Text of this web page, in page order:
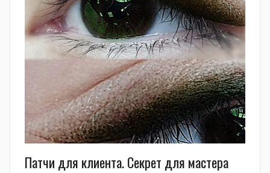
Патчи для клиента. Секрет для мастера